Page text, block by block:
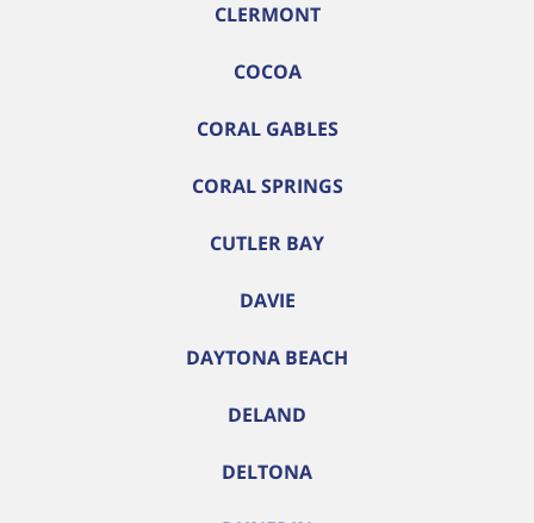
CLERMONT
COCOA
CORAL GABLES
CORAL SPRINGS
CUTLER BAY
DAVIE
DAYTONA BEACH
DELAND
DELTONA